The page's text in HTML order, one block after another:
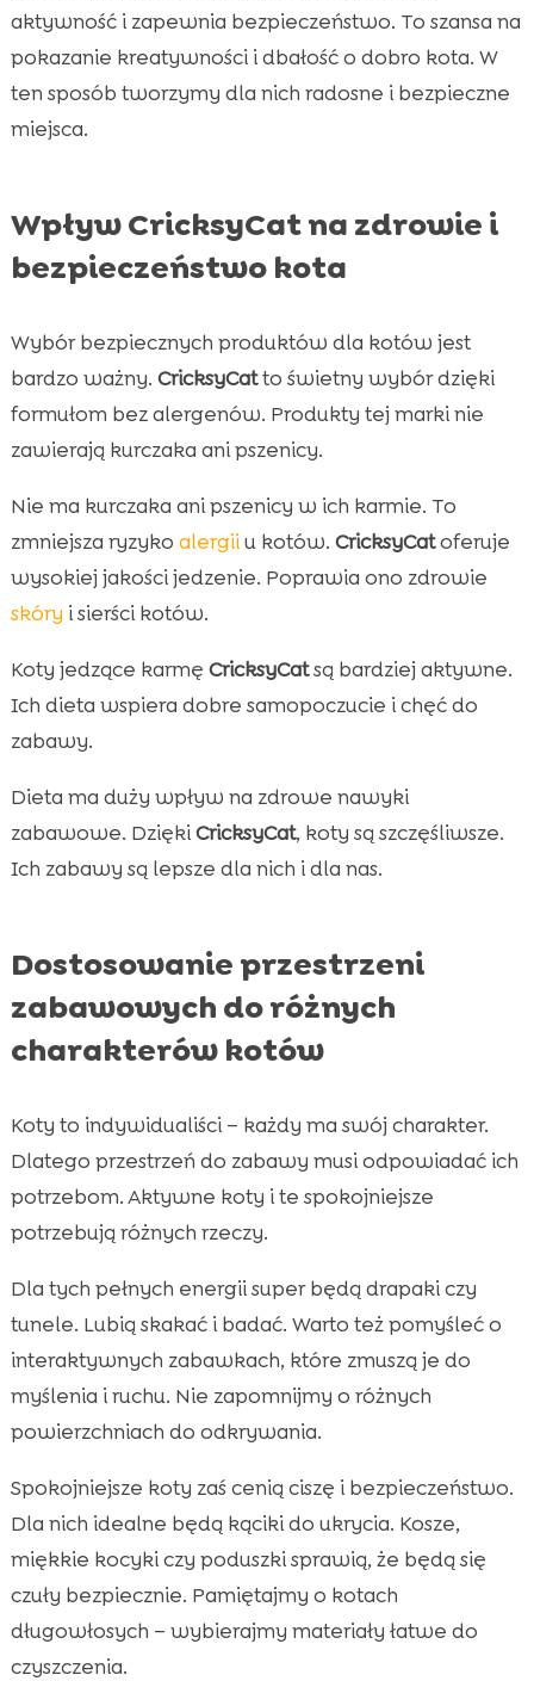
aktywność i zapewnia bezpieczeństwo. To szansa na
pokazanie kreatywności i dbałość o dobro kota. W
ten sposób tworzymy dla nich radosne i bezpieczne
miejsca.
Wpływ CricksyCat na zdrowie i
bezpieczeństwo kota
Wybór bezpiecznych produktów dla kotów jest
bardzo ważny. CricksyCatto świetny wybór dzięki
formułom bez alergenów. Produkty tej marki nie
zawierają kurczaka ani pszenicy.
Nie ma kurczaka ani pszenicy w ich karmie. To
zmniejsza ryzyko alergiiu kotów. CricksyCatoferuje
wysokiej jakości jedzenie. Poprawia ono zdrowie
skóry i sierści kotów.
Koty jedzące karmę CricksyCatsą bardziej aktywne.
Ich dieta wspiera dobre samopoczucie i chęć do
zabawy.
Dieta ma duży wpływ na zdrowe nawyki
zabawowe. DziękiCricksyCat, koty są szczęśliwsze.
Ich zabawy są lepsze dla nich i dla nas.
Dostosowanie przestrzeni
zabawowych do różnych
charakterów kotów
Koty to indywidualiści – każdy ma swój charakter.
Dlatego przestrzeń do zabawy musi odpowiadać ich
potrzebom. Aktywne koty i te spokojniejsze
potrzebują różnych rzeczy.
Dla tych pełnych energii super będą drapaki czy
tunele. Lubią skakać i badać. Warto też pomyśleć o
interaktywnych zabawkach, które zmuszą je do
myślenia i ruchu. Nie zapomnijmy o różnych
powierzchniach do odkrywania.
Spokojniejsze koty zaś cenią ciszę i bezpieczeństwo.
Dla nich idealne będą kąciki do ukrycia. Kosze,
miękkie kocyki czy poduszki sprawią, że będą się
czuły bezpiecznie. Pamiętajmy o kotach
długowłosych – wybierajmy materiały łatwe do
czyszczenia.